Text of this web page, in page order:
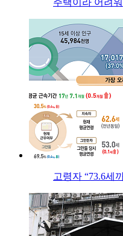
주택이라 어려워
고령자 “73.6세